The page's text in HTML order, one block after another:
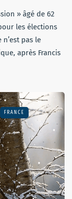
» âgé de 62
les élections
pas le
après Francis
FRANCE